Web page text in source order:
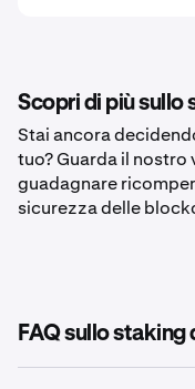
Scopri di più sullo
Stai ancora
tuo? Guarda il
guadagnare
sicurezza delle
FAQ sullo staking